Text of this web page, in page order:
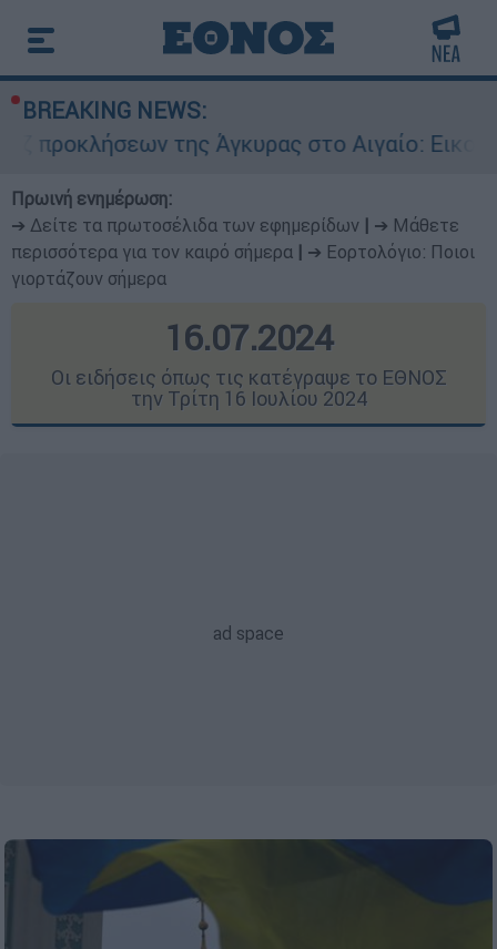
BREAKING NEWS:
Άγκυρας στο Αιγαίο: Εικονική αερομαχία
Πρωινή ενημέρωση:
➔ Δείτε τα πρωτοσέλιδα των εφημερίδων
➔ Μάθετε
περισσότερα για τον καιρό σήμερα
➔ Εορτολόγιο: Ποιοι
γιορτάζουν σήμερα
16.07.2024
Οι ειδήσεις όπως τις κατέγραψε το ΕΘΝΟΣ
την Τρίτη 16 Ιουλίου 2024